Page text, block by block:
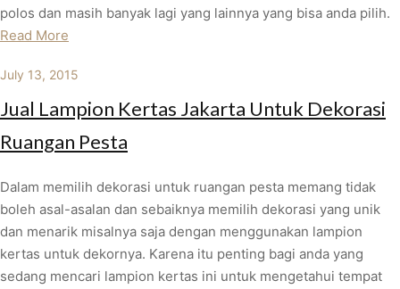
polos dan masih banyak lagi yang lainnya yang bisa anda pilih.
Read More
July 13, 2015
Jual Lampion Kertas Jakarta Untuk Dekorasi
Ruangan Pesta
Dalam memilih dekorasi untuk ruangan pesta memang tidak
boleh asal-asalan dan sebaiknya memilih dekorasi yang unik
dan menarik misalnya saja dengan menggunakan lampion
kertas untuk dekornya. Karena itu penting bagi anda yang
sedang mencari lampion kertas ini untuk mengetahui tempat